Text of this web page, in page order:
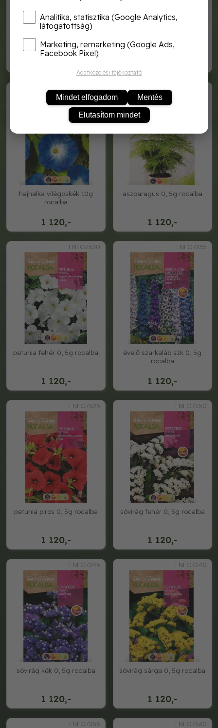
rocalba
1 120,-
hajnalka világoskék 10g
rocalba
1 120,-
aszparagus 0, 5g rocalba
FNFG7520
1 120,-
petunia fehér 0, 5g rocalba
FNFG7235
1 120,-
évelő szarkaláb szk 0, 5g
rocalba
FNFG7525
1 120,-
petunia piros 0, 5g rocalba
FNFG7250
1 120,-
sóvirág fehér 0, 5g rocalba
FNFG7245
1 120,-
sóvirág kék 0, 5g rocalba
FNFG7240
1 120,-
sóvirág sárga 0, 5g rocalba
FNFG7255 FNFG7530
Analitika, statisztika (Google Analytics,
látogatottság)
Marketing, remarketing (Google Ads,
Facebook Pixel)
Adatkezelési tájékoztató
Mindet elfogadom Mentés
Elutasítom mindet